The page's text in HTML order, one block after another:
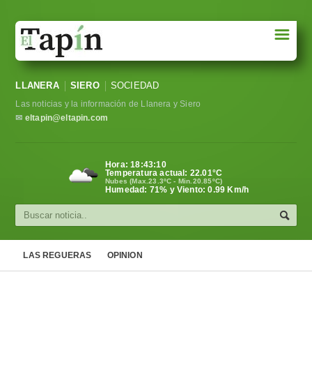
Sociedad
Política
Cultura
☰
LLANERA SIERO SOCIEDAD
Las noticias y la información de Llanera y Siero
✉ eltapin@eltapin.com
Hora:18:43:11
Temperatura actual: 22.01°C
Nubes (Max.23.3ºC - Min.20.85ºC)
Humedad: 71% y Viento: 0.99 Km/h
LAS REGUERAS OPINION